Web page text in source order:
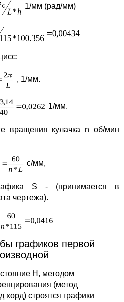
1/мм (рад/мм)
, 1/мм.
1/мм.
вращения кулачка n об/мин
с/мм,
S - (принимается в
чертежа).
графиков первой
H, методом
(метод
хорд) строятся графики